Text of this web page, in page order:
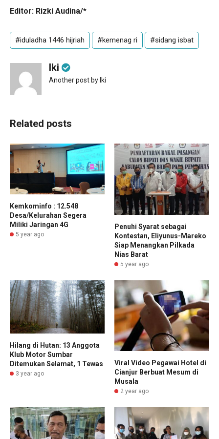
Editor: Rizki Audina/*
#iduladha 1446 hijriah #kemenag ri #sidang isbat
Iki
Another post by Iki
Related posts
Kemkominfo : 12.548
Desa/Kelurahan Segera
Miliki Jaringan 4G
5 year ago
Penuhi Syarat sebagai
Kontestan, Eliyunus-Mareko
Siap Menangkan Pilkada
Nias Barat
5 year ago
Hilang di Hutan: 13 Anggota
Klub Motor Sumbar
Ditemukan Selamat, 1 Tewas
3 year ago
Viral Video Pegawai Hotel di
Cianjur Berbuat Mesum di
Musala
2 year ago